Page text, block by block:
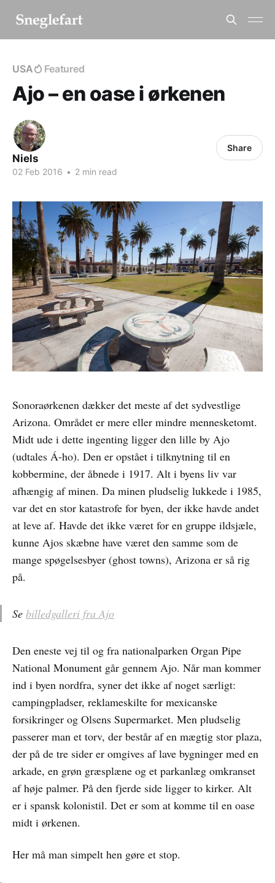
USA Featured
Ajo – en oase i ørkenen
Niels
02 Feb 2016 • 2 min read
Share
Sonoraørkenen dækker det meste af det sydvestlige
Arizona. Området er mere eller mindre mennesketomt.
Midt ude i dette ingenting ligger den lille by Ajo
(udtales Á-ho). Den er opstået i tilknytning til en
kobbermine, der åbnede i 1917. Alt i byens liv var
afhængig af minen. Da minen pludselig lukkede i 1985,
var det en stor katastrofe for byen, der ikke havde andet
at leve af. Havde det ikke været for en gruppe ildsjæle,
kunne Ajos skæbne have været den samme som de
mange spøgelsesbyer (ghost towns), Arizona er så rig
på.
Se billedgalleri fra Ajo
Den eneste vej til og fra nationalparken Organ Pipe
National Monument går gennem Ajo. Når man kommer
ind i byen nordfra, syner det ikke af noget særligt:
campingpladser, reklameskilte for mexicanske
forsikringer og Olsens Supermarket. Men pludselig
passerer man et torv, der består af en mægtig stor plaza,
der på de tre sider er omgives af lave bygninger med en
arkade, en grøn græsplæne og et parkanlæg omkranset
af høje palmer. På den fjerde side ligger to kirker. Alt
er i spansk kolonistil. Det er som at komme til en oase
midt i ørkenen.
Her må man simpelt hen gøre et stop.